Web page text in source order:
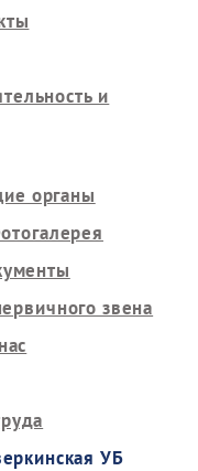
и
органы
звена
УБ